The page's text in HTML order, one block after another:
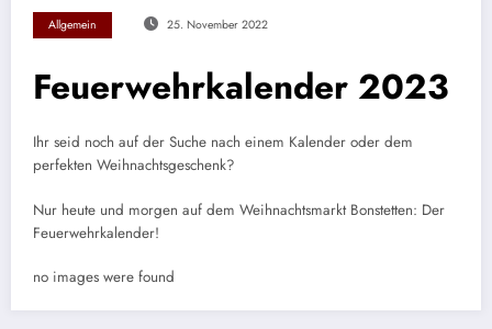
Allgemein 25. November 2022
Feuerwehrkalender 2023
Ihr seid noch auf der Suche nach einem Kalender oder dem
perfekten Weihnachtsgeschenk?
Nur heute und morgen auf dem Weihnachtsmarkt Bonstetten: Der
Feuerwehrkalender!
no images were found